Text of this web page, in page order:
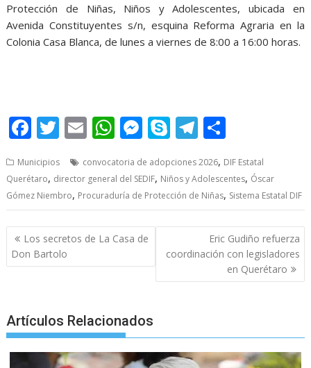
Protección de Niñas, Niños y Adolescentes, ubicada en
Avenida Constituyentes s/n, esquina Reforma Agraria en la
Colonia Casa Blanca, de lunes a viernes de 8:00 a 16:00 horas.
F
e
b
o
o
k
T
itt
er
E
ai
l
W
at
s
A
p
p
M
ss
e
n
g
er
S
y
p
e
T
e
gr
a
m
ar
e
Municipios convocatoria de adopciones 2026, DIF Estatal
Querétaro, director general del SEDIF, Niños y Adolescentes, Óscar
Gómez Niembro, Procuraduría de Protección de Niñas, Sistema Estatal DIF
Post
navigation
Los secretos de La Casa de
Don Bartolo
Eric Gudiño refuerza
coordinación con legisladores
en Querétaro
Artículos Relacionados